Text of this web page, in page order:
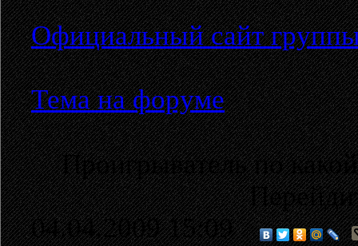
Официальный сайт
Тема на форуме
Проигрыватель по
04.04.2009 15:09